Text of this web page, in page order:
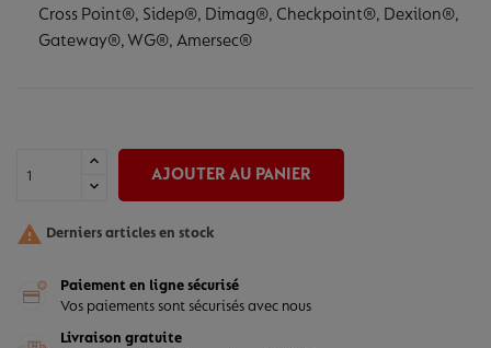
Cross Point®, Sidep®, Dimag®, Checkpoint®, Dexilon®,
Gateway®, WG®, Amersec®
AJOUTER AU PANIER
 Derniers articles en stock
Paiement en ligne sécurisé
Vos paiements sont sécurisés avec nous
Livraison gratuite